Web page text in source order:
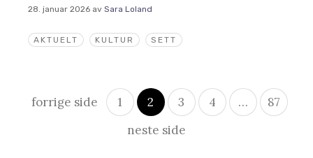
AKTUELT KULTUR SETT
28. januar 2026 av Sara Loland
Innleggsnavigasjon
forrige side 1 2 3 4 …
87
neste side